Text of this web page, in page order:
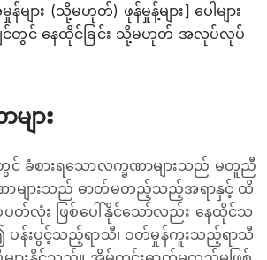
ျား (သို့မဟုတ်) ဖုန်မှုန့်များ] ပေါများ
တွင် နေထိုင်ခြင်း သို့မဟုတ် အလုပ်လုပ်
ျား
တွင် ခံစားရ​သောလက္ခဏာများသည် မတူညီ
ခဏာများသည် ဓာတ်မတည့်သည့်အရာနှင့် ထိ
တ်လုံး ဖြစ်​ပေါ်နိုင်သော်လည်း နေထိုင်သ
ပန်းပွင့်သည့်ရာသီ၊ ဝတ်မှုန်ကူးသည့်ရာသီ